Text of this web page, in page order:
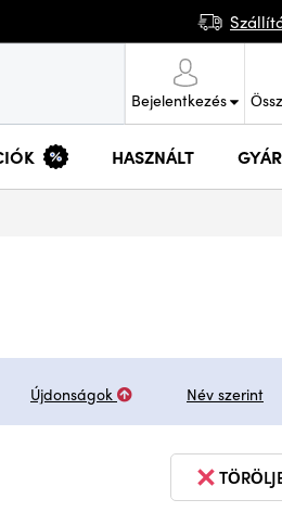
Bejelentkezés
HASZNÁLT
Újdonságok Név szerint